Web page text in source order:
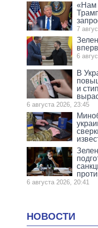
«Нам
7
6
В
и
6 августа 2026, 23:45
6 августа 2026, 20:41
НОВОСТИ